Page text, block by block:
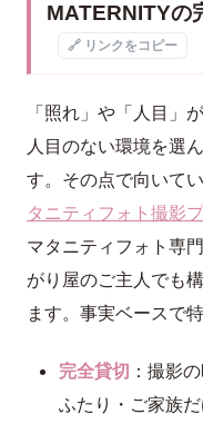
MATERNITYの
🔗 リンクをコピー
「照れ」や「人目」
人目のない環境を選
す。その点で向いてい
タニティフォト撮影
マタニティフォト専
がり屋のご主人でも
ます。事実ベースで
完全貸切 ：撮影
ふたり・ご家族